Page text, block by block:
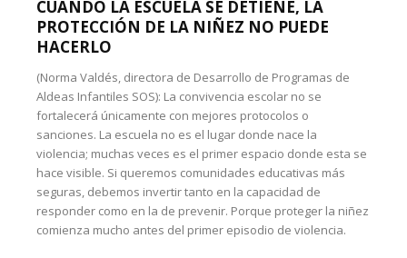
CUANDO LA ESCUELA SE DETIENE, LA
PROTECCIÓN DE LA NIÑEZ NO PUEDE
HACERLO
(Norma Valdés, directora de Desarrollo de Programas de
Aldeas Infantiles SOS): La convivencia escolar no se
fortalecerá únicamente con mejores protocolos o
sanciones. La escuela no es el lugar donde nace la
violencia; muchas veces es el primer espacio donde esta se
hace visible. Si queremos comunidades educativas más
seguras, debemos invertir tanto en la capacidad de
responder como en la de prevenir. Porque proteger la niñez
comienza mucho antes del primer episodio de violencia.